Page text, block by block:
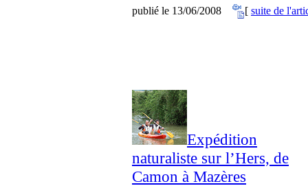
publié le 13/06/2008 [ suite de
Expédition
naturaliste sur l’Hers, de
Camon à Mazères